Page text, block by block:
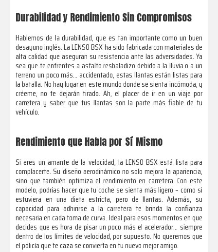
Durabilidad y Rendimiento Sin Compromisos
Hablemos de la durabilidad, que es tan importante como un buen
desayuno inglés. La LENSO BSX ha sido fabricada con materiales de
alta calidad que aseguran su resistencia ante las adversidades. Ya
sea que te enfrentes a asfalto resbaladizo debido a la lluvia o a un
terreno un poco más… accidentado, estas llantas están listas para
la batalla. No hay lugar en este mundo donde se sienta incómoda, y
créeme, no te dejarán tirado. Ah, el placer de ir en un viaje por
carretera y saber que tus llantas son la parte más fiable de tu
vehículo.
Rendimiento que Habla por Sí Mismo
Si eres un amante de la velocidad, la LENSO BSX está lista para
complacerte. Su diseño aerodinámico no solo mejora la apariencia,
sino que también optimiza el rendimiento en carretera. Con este
modelo, podrías hacer que tu coche se sienta más ligero – como si
estuviera en una dieta estricta, pero de llantas. Además, su
capacidad para adhirirse a la carretera te brinda la confianza
necesaria en cada toma de curva. Ideal para esos momentos en que
decides que es hora de pisar un poco más el acelerador… siempre
dentro de los límites de velocidad, por supuesto. No queremos que
el policía que te caza se convierta en tu nuevo mejor amigo.